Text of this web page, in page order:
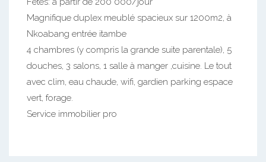
Magnifique duplex meublé spacieux sur 1200m2, à
Nkoabang entrée itambe
4 chambres (y compris la grande suite parentale), 5
douches, 3 salons, 1 salle à manger ,cuisine. Le tout
avec clim, eau chaude, wifi, gardien parking espace
vert, forage.
Service immobilier pro